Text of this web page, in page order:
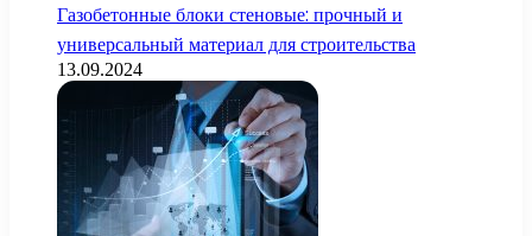
Газобетонные блоки стеновые: прочный и
универсальный материал для строительства
13.09.2024